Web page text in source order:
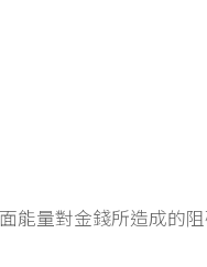
能量對金錢所造成的